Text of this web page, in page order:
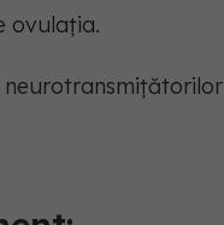
ovulația.